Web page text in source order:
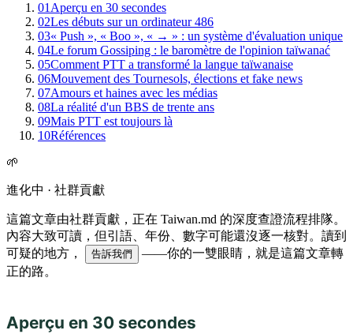
01 Aperçu en 30 secondes
02Les débuts sur un ordinateur 486
03« Push », « Boo », « → » : un système d'évaluation unique
04Le forum Gossiping : le baromètre de l'opinion taïwanać
05Comment PTT a transformé la langue taïwanaise
06Mouvement des Tournesols, élections et fake news
07Amours et haines avec les médias
08La réalité d'un BBS de trente ans
09Mais PTT est toujours là
10Références
🌱
進化中 · 社群貢獻
這篇文章由社群貢獻，正在 Taiwan.md 的深度查證流程排隊。
內容大致可讀，但引語、年份、數字可能還沒逐一核對。讀到
可疑的地方，
告訴我們
——你的一雙眼睛，就是這篇文章轉
正的路。
Aperçu en 30 secondes